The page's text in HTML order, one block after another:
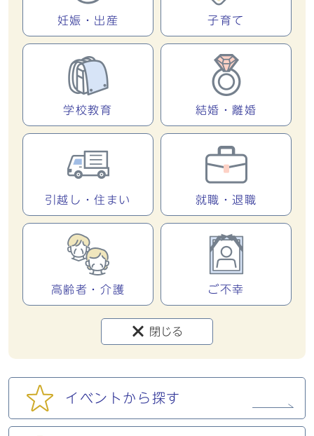
妊娠・出産 子育て
学校教育 結婚・離婚
引越し・住まい 就職・退職
高齢者・介護 ご不幸
閉じる
イベントから探す